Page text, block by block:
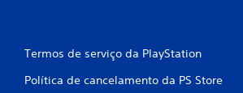
Termos de serviço da PlayStation
Política de cancelamento da PS Store